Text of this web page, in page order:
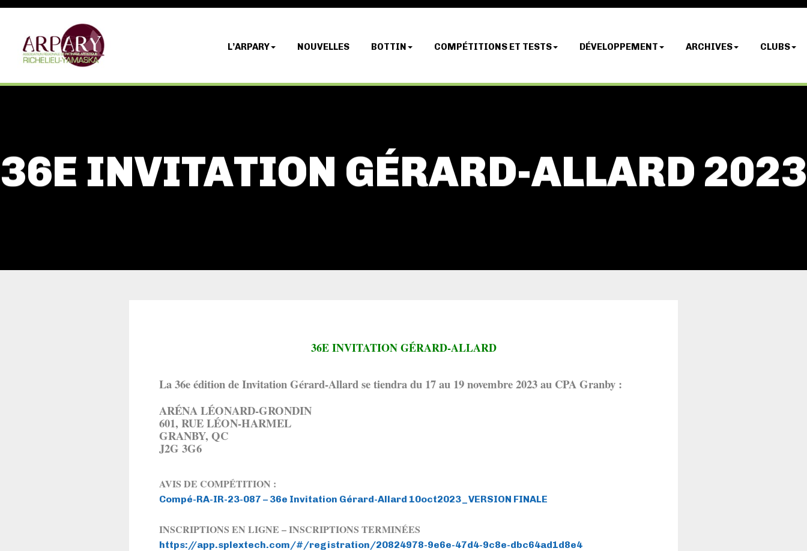
L’ARPARY NOUVELLES BOTTIN COMPÉTITIONS ET TESTS DÉVELOPPEMENT ARCHIVES CLUBS
36E INVITATION GÉRARD-ALLARD 2023
36E INVITATION GÉRARD-ALLARD
La 36e édition de Invitation Gérard-Allard se tiendra du 17 au 19 novembre 2023 au CPA Granby :
ARÉNA LÉONARD-GRONDIN
601, RUE LÉON-HARMEL
GRANBY, QC
J2G 3G6
AVIS DE COMPÉTITION :
Compé-RA-IR-23-087 – 36e Invitation Gérard-Allard 10oct2023_VERSION FINALE
INSCRIPTIONS EN LIGNE – INSCRIPTIONS TERMINÉES
https://app.splextech.com/#/registration/20824978-9e6e-47d4-9c8e-dbc64ad1d8e4